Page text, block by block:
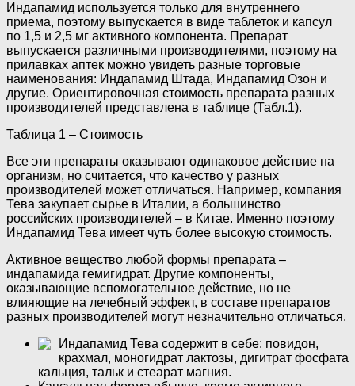
Индапамид используется только для внутреннего
приема, поэтому выпускается в виде таблеток и капсул
по 1,5 и 2,5 мг активного компонента. Препарат
выпускается различными производителями, поэтому на
прилавках аптек можно увидеть разные торговые
наименования: Индапамид Штада, Индапамид Озон и
другие. Ориентировочная стоимость препарата разных
производителей представлена в таблице (Табл.1).
Таблица 1 – Стоимость
Все эти препараты оказывают одинаковое действие на
организм, но считается, что качество у разных
производителей может отличаться. Например, компания
Тева закупает сырье в Италии, а большинство
российских производителей – в Китае. Именно поэтому
Индапамид Тева имеет чуть более высокую стоимость.
Активное вещество любой формы препарата –
индапамида гемигидрат. Другие компоненты,
оказывающие вспомогательное действие, но не
влияющие на лечебный эффект, в составе препаратов
разных производителей могут незначительно отличаться.
Индапамид Тева содержит в себе: повидон,
крахмал, моногидрат лактозы, дигитрат фосфата
кальция, тальк и стеарат магния.